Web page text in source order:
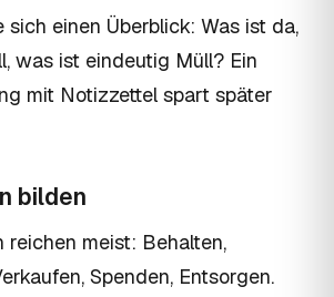
sich einen Überblick: Was ist da,
was ist eindeutig Müll? Ein
mit Notizzettel spart später
bilden
reichen meist: Behalten,
Spenden, Entsorgen.